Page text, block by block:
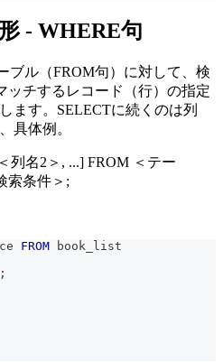
- WHERE句
ブル（FROM句）に対して、検
ッチするレコード（行）の指定
ます。SELECTに続くのは列
具体例。
列名2＞, ...] FROM ＜テー
索条件＞;
FROM book_list
;